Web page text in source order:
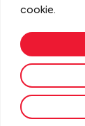
cookie.
Nám. gen.
06401 Stará
Zobraziť
2023 ©